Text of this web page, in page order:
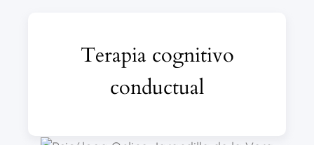
Terapia cognitivo
conductual